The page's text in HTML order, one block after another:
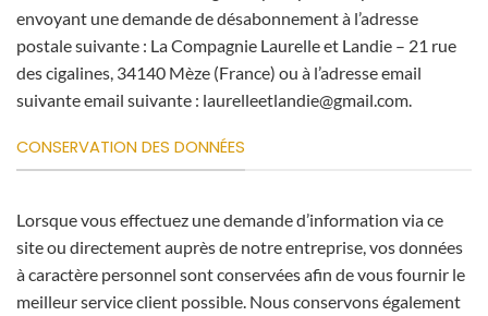
envoyant une demande de désabonnement à l’adresse
postale suivante : La Compagnie Laurelle et Landie – 21 rue
des cigalines, 34140 Mèze (France) ou à l’adresse email
suivante email suivante : laurelleetlandie@gmail.com.
CONSERVATION DES DONNÉES
Lorsque vous effectuez une demande d’information via ce
site ou directement auprès de notre entreprise, vos données
à caractère personnel sont conservées afin de vous fournir le
meilleur service client possible. Nous conservons également